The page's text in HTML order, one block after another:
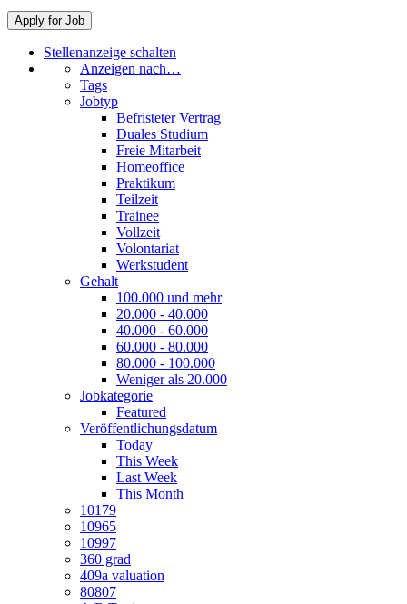
Stellenanzeige schalten
Anzeigen nach…
Tags
Jobtyp
Befristeter Vertrag
Duales Studium
Freie Mitarbeit
Homeoffice
Praktikum
Teilzeit
Trainee
Vollzeit
Volontariat
Werkstudent
Gehalt
100.000 und mehr
20.000 - 40.000
40.000 - 60.000
60.000 - 80.000
80.000 - 100.000
Weniger als 20.000
Jobkategorie
Featured
Veröffentlichungsdatum
Today
This Week
Last Week
This Month
10179
10965
10997
360 grad
409a valuation
80807